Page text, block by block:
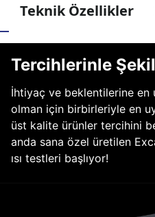
Teknik Özellikler
Tercihlerinle
İhtiyaç ve beklentilerine en
olman için birbirleriyle en
üst kalite ürünler tercihini
anda sana özel üretilen
ısı testleri başlıyor!